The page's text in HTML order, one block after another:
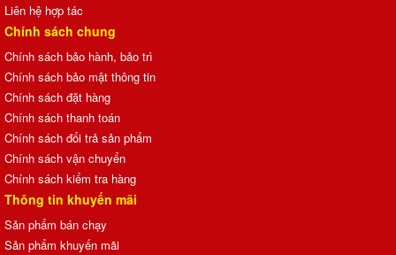
Liên hệ hợp tác
Chính sách chung
Chính sách bảo hành, bảo trì
Chính sách bảo mật thông tin
Chính sách đặt hàng
Chính sách thanh toán
Chính sách đổi trả sản phẩm
Chính sách vận chuyển
Chính sách kiểm tra hàng
Thông tin khuyến mãi
Sản phẩm bán chạy
Sản phẩm khuyến mãi